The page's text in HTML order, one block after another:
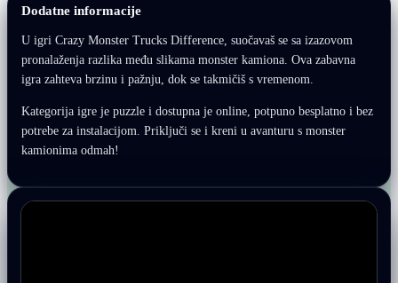
Dodatne informacije
U igri Crazy Monster Trucks Difference, suočavaš se sa izazovom
pronalaženja razlika među slikama monster kamiona. Ova zabavna
igra zahteva brzinu i pažnju, dok se takmičiš s vremenom.
Kategorija igre je puzzle i dostupna je online, potpuno besplatno i bez
potrebe za instalacijom. Priključi se i kreni u avanturu s monster
kamionima odmah!